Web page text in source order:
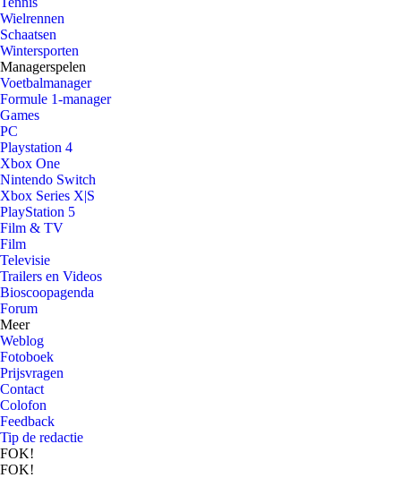
Wielrennen
Schaatsen
Wintersporten
Managerspelen
Voetbalmanager
Formule 1-manager
Games
PC
Playstation 4
Xbox One
Nintendo Switch
Xbox Series X|S
PlayStation 5
Film & TV
Film
Televisie
Trailers en Videos
Bioscoopagenda
Forum
Meer
Weblog
Fotoboek
Prijsvragen
Contact
Colofon
Feedback
Tip de redactie
FOK!
FOK!